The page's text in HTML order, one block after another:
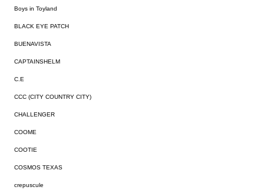
Boys in Toyland
BLACK EYE PATCH
BUENAVISTA
CAPTAINSHELM
C.E
CCC (CITY COUNTRY CITY)
CHALLENGER
COOME
COOTIE
COSMOS TEXAS
crepuscule